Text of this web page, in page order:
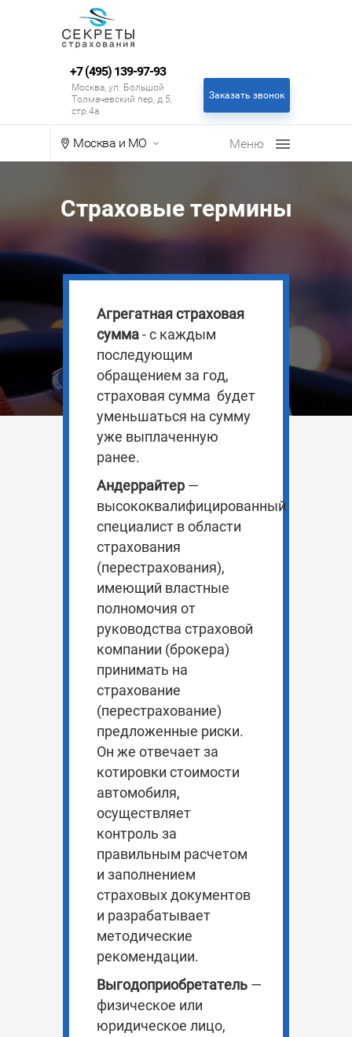
Москва и МО
+7 (495) 139-97-93
Москва, ул. Большой
Толмачевский пер, д.5,
стр.4а
Заказать звонок
Страховые термины
Агрегатная страховая
сумма- с каждым
последующим
обращением за год,
страховая сумма будет
уменьшаться на сумму
уже выплаченную
ранее.
Андеррайтер —
высококвалифицированный
специалист в области
страхования
(перестрахования),
имеющий властные
полномочия от
руководства страховой
компании (брокера)
принимать на
страхование
(перестрахование)
предложенные риски.
Он же отвечает за
котировки стоимости
автомобиля,
осуществляет
контроль за
правильным расчетом
и заполнением
страховых документов
и разрабатывает
методические
рекомендации.
Выгодоприобретатель —
физическое или
юридическое лицо,